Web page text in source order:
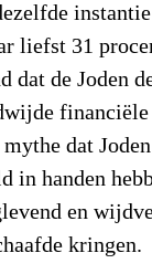
liefst 31
dat de Joden
dat
in handen
en
kringen.